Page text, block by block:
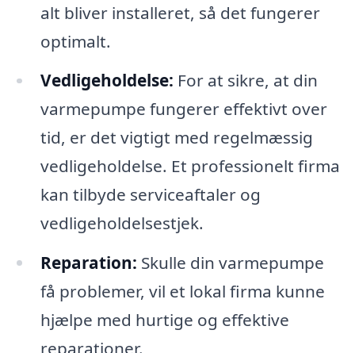
alt bliver installeret, så det fungerer
optimalt.
Vedligeholdelse: For at sikre, at din
varmepumpe fungerer effektivt over
tid, er det vigtigt med regelmæssig
vedligeholdelse. Et professionelt firma
kan tilbyde serviceaftaler og
vedligeholdelsestjek.
Reparation: Skulle din varmepumpe
få problemer, vil et lokal firma kunne
hjælpe med hurtige og effektive
reparationer.